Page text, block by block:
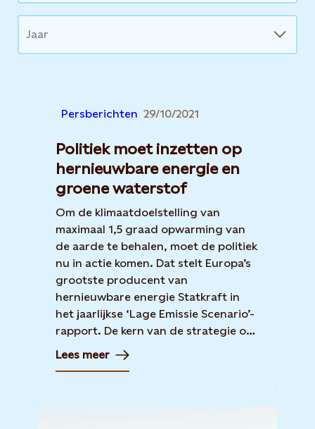
Jaar
Persberichten 29/10/2021
Politiek moet inzetten op
hernieuwbare energie en
groene waterstof
Om de klimaatdoelstelling van
maximaal 1,5 graad opwarming van
de aarde te behalen, moet de politiek
nu in actie komen. Dat stelt Europa’s
grootste producent van
hernieuwbare energie Statkraft in
het jaarlijkse ‘Lage Emissie Scenario’-
rapport. De kern van de strategie om
deze doelstelling te bereiken blijft de
inzet van hernieuwbare
Lees meer